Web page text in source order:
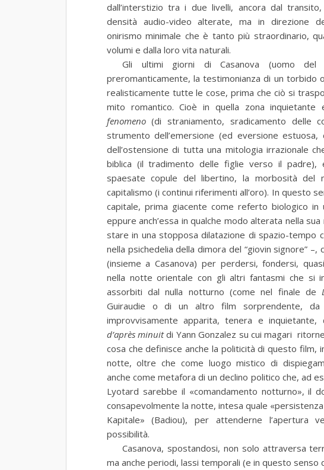
dall’interstizio tra i due livelli, ancora dal
densità audio-video alterate, ma in direzione
onirismo minimale che è tanto più straordinario,
volumi e dalla loro vita naturali.
Gli ultimi giorni di Casanova (uomo del
preromanticamente, la testimonianza di un torbido
realisticamente tutte le cose, prima che ciò si
mito romantico. Cioè in quella zona
fenomeno(di straniamento, sradicamento delle
strumento dell’emersione (ed eversione estuosa,
dell’ostensione di tutta una mitologia irrazionale
biblica (il tradimento delle figlie verso il padre),
spaesate copule del libertino, la morbosità del
capitalismo (i continui riferimenti all’oro). In questo
capitale, prima giacente come referto biologico
eppure anch’essa in qualche modo alterata nella
stare in una stopposa dilatazione di spazio-tempo
nella psichedelia della dimora del “giovin signore” –,
(insieme a Casanova) per perdersi, fondersi,
nella notte orientale con gli altri fantasmi che si
assorbiti dal nulla notturno (come nel finale de
Guiraudie o di un altro film sorprendente, da
improvvisamente apparita, tenera e inquietante,
d’après minuitdi Yann Gonzalez su cui magari
cosa che definisce anche la politicità di questo film,
notte, oltre che come luogo mistico di
anche come metafora di un declino politico che, ad
Lyotard sarebbe il «comandamento notturno», il
consapevolmente la notte, intesa quale «persistenza
Kapitale» (Badiou), per attenderne l’apertura
possibilità.
Casanova, spostandosi, non solo attraversa
ma anche periodi, lassi temporali (e in questo senso